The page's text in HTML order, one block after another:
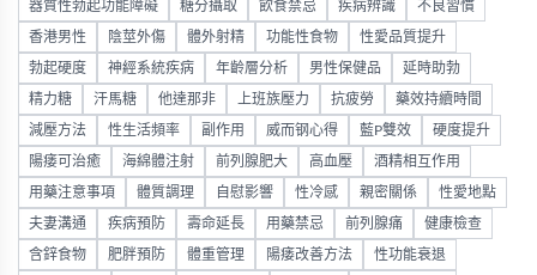
器質性勃起功能障礙 糖分攝取 飲食禁忌 疾病辨識 不良習慣
香港男性 陰莖外傷 體外射精 功能性食物 性愛品質提升
勃起硬度 神經系統疾病 年齡層分析 男性保健品 延時助勃
精力糖 汗馬糖 他達那非 上班族壓力 抗疲勞 藥效持續時間
減壓方法 性生活頻率 副作用 威而钢心得 藍P雙效 硬度提升
陽痿可治癒 海綿體注射 前列腺肥大 高血壓 酒精相互作用
用藥注意事項 體質調理 自慰影響 性冷感 親密關係 性愛地點
夫妻溝通 疾病預防 壽命延長 用藥禁忌 前列腺痛 健康檢查
含鋅食物 肥胖預防 體重管理 陽痿改善方法 性功能衰退